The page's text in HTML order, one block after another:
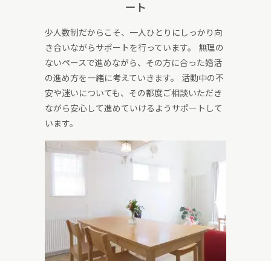
ート
少人数制だからこそ、一人ひとりにしっかり向
き合いながらサポートを行っています。 無理の
ないペースで進めながら、その方に合った婚活
の進め方を一緒に考えていきます。 活動中の不
安や迷いについても、その都度ご相談いただき
ながら安心して進めていけるようサポートして
います。